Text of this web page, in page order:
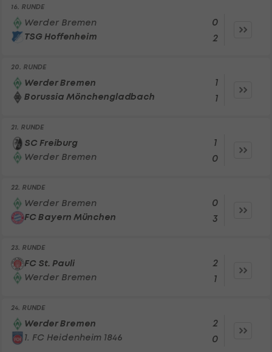
16. RUNDE
Werder Bremen
TSG Hoffenheim
0
2
20. RUNDE
Werder Bremen
Borussia Mönchengladbach
1
1
21. RUNDE
SC Freiburg
Werder Bremen
1
0
22. RUNDE
Werder Bremen
FC Bayern München
0
3
23. RUNDE
FC St. Pauli
Werder Bremen
2
1
24. RUNDE
Werder Bremen
1. FC Heidenheim 1846
2
0